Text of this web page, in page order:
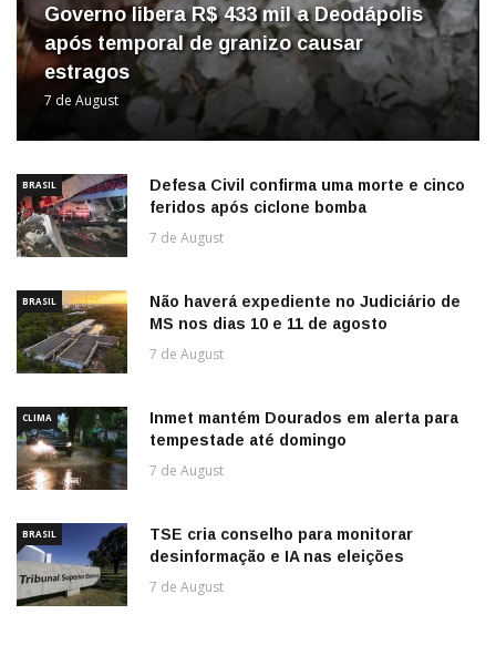
Governo libera R$ 433 mil a Deodápolis
após temporal de granizo causar
estragos
7 de August
BRASIL
Defesa Civil confirma uma morte e cinco
feridos após ciclone bomba
7 de August
BRASIL
Não haverá expediente no Judiciário de
MS nos dias 10 e 11 de agosto
7 de August
CLIMA
Inmet mantém Dourados em alerta para
tempestade até domingo
7 de August
BRASIL
TSE cria conselho para monitorar
desinformação e IA nas eleições
7 de August